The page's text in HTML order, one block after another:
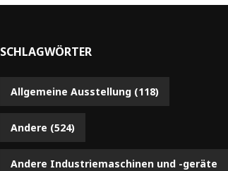
SCHLAGWÖRTER
Allgemeine Ausstellung (118)
Andere (524)
Andere Industriemaschinen und -geräte